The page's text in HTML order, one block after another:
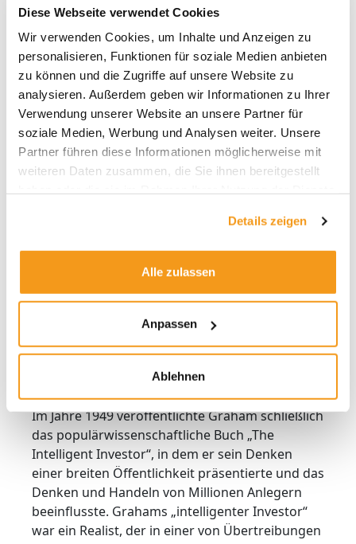
Diese Webseite verwendet Cookies
Wir verwenden Cookies, um Inhalte und Anzeigen zu
personalisieren, Funktionen für soziale Medien anbieten
zu können und die Zugriffe auf unsere Website zu
analysieren. Außerdem geben wir Informationen zu Ihrer
Verwendung unserer Website an unsere Partner für
soziale Medien, Werbung und Analysen weiter. Unsere
Partner führen diese Informationen möglicherweise mit
weiteren Daten zusammen, die Sie ihnen bereitgestellt
Details zeigen
Alle zulassen
Anpassen
Ablehnen
wiederholbaren Investmententscheidungen
gelangen. Bis heute bildet dieses Konzept des
Investmentprozesses unverändert ein
philosophisches Kernelement professionellen
Portfoliomanagements.
Benjamin Graham prägte eine
ganze Generation legendärer
Investoren
Grahams revolutionärer Investmentansatz
bewährte sich in den Folgejahren auch in der
Praxis und zwar auf spektakuläre Weise: Die
Graham-Newman Corporation – Grahams
Investmentgesellschaft – generierte zwischen
von rund 20 Prozent. Damit schlug sie den
breiten Markt um Längen. Graham Newman
wurde gleichzeitig zur Ausbildungsstätte für
unter ihnen Warren Buffett.
Im Jahre 1949 veröffentlichte Graham schließlich
das populärwissenschaftliche Buch „The
Intelligent Investor“, in dem er sein Denken
einer breiten Öffentlichkeit präsentierte und das
Denken und Handeln von Millionen Anlegern
beeinflusste. Grahams „intelligenter Investor“
war ein Realist, der in einer von Übertreibungen